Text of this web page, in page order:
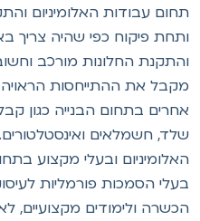
עבודות האלומיניום
פיקוח כפי שהיה צריך
החלונות מורכב וחשוב,
את ההתייחסות הראויה
בתחום הבנייה כגון קבלני
חשמלאים ואינסטלטורים.
ובעלי מקצוע בתחום
הסמכות פורמליות
ולימודים מקצועיים, לא